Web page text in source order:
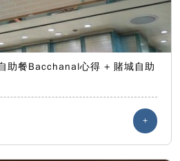
助餐Bacchanal心得 + 賭城自助
+